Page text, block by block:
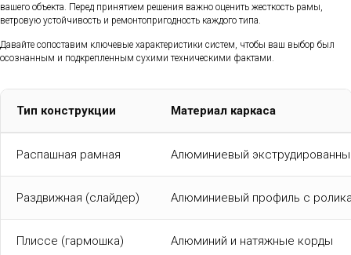
вашего объекта. Перед принятием решения важно оценить жесткость рамы,
ветровую устойчивость и ремонтопригодность каждого типа.
Давайте сопоставим ключевые характеристики систем, чтобы ваш выбор был
осознанным и подкрепленным сухими техническими фактами.
Тип конструкции Материал каркаса
Распашная рамная Алюминиевый
Раздвижная (слайдер) Алюминиевый профиль с
Плиссе (гармошка) Алюминий и натяжные корды